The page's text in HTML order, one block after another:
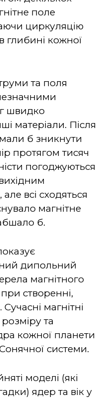
поле
циркуляцію
глибині кожної
та поля
швидко
матеріали. Після
б зникнути
протягом тисяч
погоджуються
всі сходяться
магнітне
б.
дипольний
магнітного
створенні,
магнітні
та
кожної планети
системи.
моделі (які
ядер та вік у